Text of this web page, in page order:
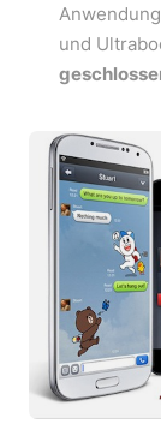
und